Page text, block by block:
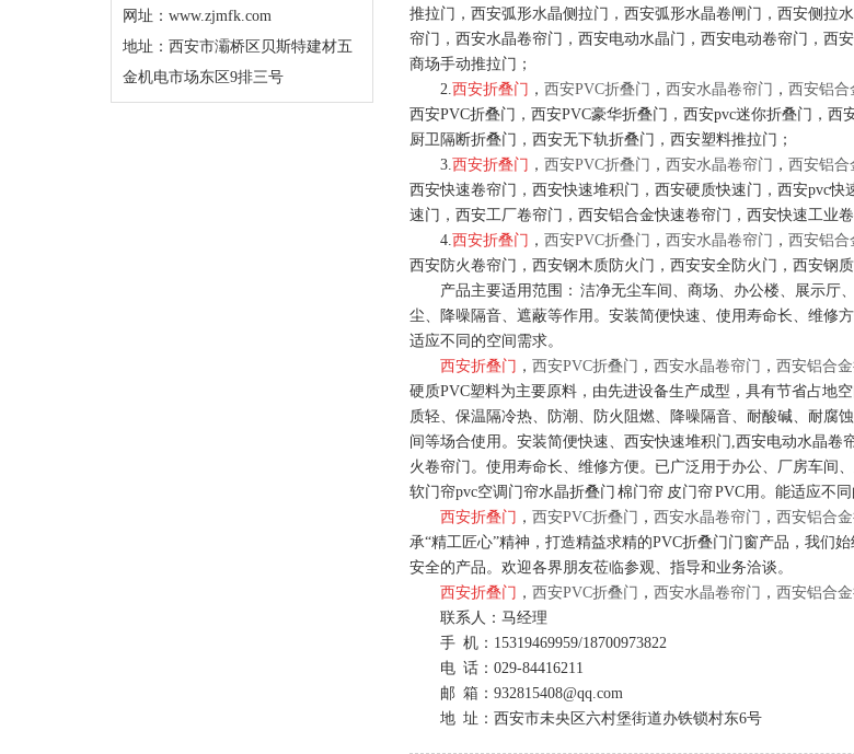
网址：www.zjmfk.com
地址：西安市灞桥区贝斯特建材五
金机电市场东区9排三号
推拉门，西安弧形水晶侧拉门，西安弧形水晶卷闸门，西安侧拉
帘门，西安水晶卷帘门，西安电动水晶门，西安电动卷帘门，西
商场手动推拉门；
2. 西安折叠门 ， 西安PVC折叠门 ， 西安水晶卷帘门 ， 西安铝合
西安PVC折叠门，西安PVC豪华折叠门，西安pvc迷你折叠门，
厨卫隔断折叠门，西安无下轨折叠门，西安塑料推拉门；
3. 西安折叠门 ， 西安PVC折叠门 ， 西安水晶卷帘门 ， 西安铝合
西安快速卷帘门，西安快速堆积门，西安硬质快速门，西安pvc
速门，西安工厂卷帘门，西安铝合金快速卷帘门，西安快速工业卷
4. 西安折叠门 ， 西安PVC折叠门 ， 西安水晶卷帘门 ， 西安铝合
西安防火卷帘门，西安钢木质防火门，西安安全防火门，西安钢质
产品主要适用范围： 洁净无尘车间、商场、办公楼、展示
尘、降噪隔音、遮蔽等作用。安装简便快速、使用寿命长、维修
适应不同的空间需求。
西安折叠门 ， 西安PVC折叠门 ， 西安水晶卷帘门 ， 西安铝合
硬质PVC塑料为主要原料，由先进设备生产成型，具有节省占地
质轻、保温隔冷热、防潮、防火阻燃、降噪隔音、耐酸碱、耐腐
间等场合使用。安装简便快速、西安快速堆积门,西安电动水晶
火卷帘门。使用寿命长、维修方便。已广泛用于办公、厂房车间
软门帘pvc空调门帘水晶折叠门 棉门帘 皮门帘 PVC用。能适应不同
西安折叠门 ， 西安PVC折叠门 ， 西安水晶卷帘门 ， 西安铝合
承“精工匠心”精神，打造精益求精的PVC折叠门门窗产品，我们
安全的产品。欢迎各界朋友莅临参观、指导和业务洽谈。
西安折叠门 ， 西安PVC折叠门 ， 西安水晶卷帘门 ， 西安铝合
联系人：马经理
手 机：15319469959/18700973822
电 话：029-84416211
邮 箱：932815408@qq.com
地 址：西安市未央区六村堡街道办铁锁村东6号